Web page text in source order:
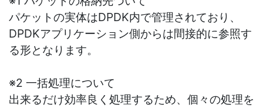
パケットの実体はDPDK内で管理されており、
DPDKアプリケーション側からは間接的に参照す
る形となります。
※2 一括処理について
出来るだけ効率良く処理するため、個々の処理を